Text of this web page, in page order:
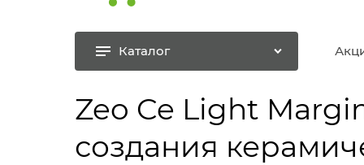
Каталог
Zeo Ce Light
создания